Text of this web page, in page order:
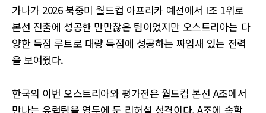
가나가 2026 북중미 월드컵 아프리카 예선에서 I조 1위로
본선 진출에 성공한 만만찮은 팀이었지만 오스트리아는 다
양한 득점 루트로 대량 득점에 성공하는 짜임새 있는 전력
을 보여줬다.
한국의 이번 오스트리아와 평가전은 월드컵 본선 A조에서
만나는 유럽팀을 염두에 둔 리허설 성격이다. A조에 속할